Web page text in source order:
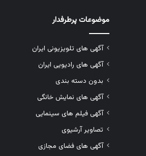
موضوعات پرطرفدار
آگهی های تلویزیونی ایران
آگهی های رادیویی ایران
بدون دسته بندی
آگهی های نمایش خانگی
آگهی فیلم های سینمایی
تصاویر آرشیوی
آگهی های فضای مجازی